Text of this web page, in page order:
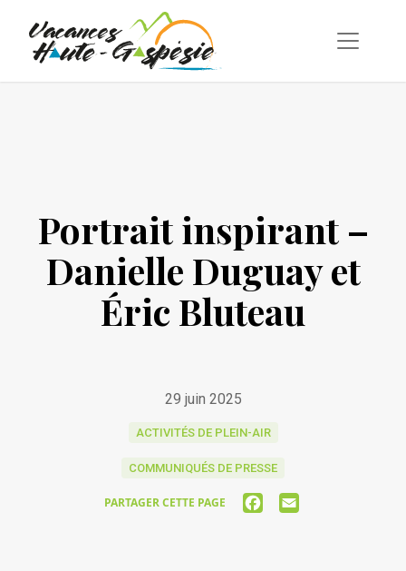
Portrait inspirant –
Danielle Duguay et
Éric Bluteau
29 juin 2025
ACTIVITÉS DE PLEIN-AIR
COMMUNIQUÉS DE PRESSE
PARTAGER CETTE PAGE FACEBOOK
EMAIL